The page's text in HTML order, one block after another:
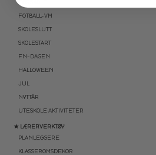
FOTBALL-VM
SKOLESLUTT
SKOLESTART
FN-DAGEN
HALLOWEEN
JUL
NYTTÅR
UTESKOLE AKTIVITETER
★ LÆRERVERKTØY
PLANLEGGERE
KLASSEROMSDEKOR